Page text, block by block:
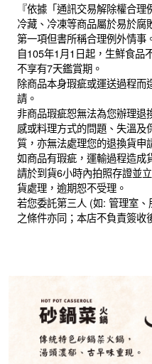
『依據「通訊交易解除權合
冷藏、冷凍等商品屬於易於
第一項但書所稱合理例外情事
自105年1月1日起，生鮮食品
不享有7天鑑賞期。
除商品本身瑕疵或運送過程而
請。
非商品瑕疵恕無法為您辦理退
感或料理方式的問題、失溫
質，亦無法處理您的退換貨申
如商品有瑕疵，運輸過程造成
請於到貨6小時內拍照存證並
貨處理，逾期恕不受理。
若您委託第三人 (如: 管理室
之條件亦同；本店不負責簽收